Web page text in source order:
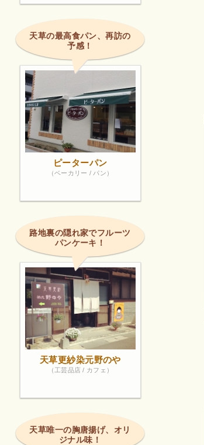
天草の最高食パン、再訪の
予感！
ピーターパン
（ベーカリー / パン）
路地裏の隠れ家でフルーツ
パンケーキ！
天草更紗染元野のや
（工芸品店 / カフェ）
天草唯一の胸唐揚げ、オリ
ジナル味！